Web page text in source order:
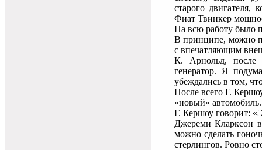
старого
Фиат Твинкер
На всю работу было
В принципе, можно
с впечатляющим
К. Арнольд, после
генератор. Я
убеждались в том,
После всего Г.
«новый» автомобиль.
Г. Кершоу говорит:
Джереми Кларксон
можно сделать
стерлингов. Ровно